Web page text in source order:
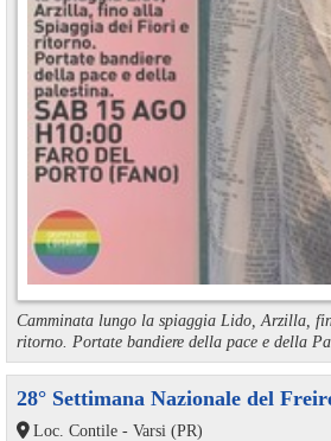
Camminata lungo la spiaggia Lido, Arzilla,
ritorno. Portate bandiere della pace e della
28° Settimana Nazionale del
Loc. Contile - Varsi (PR)